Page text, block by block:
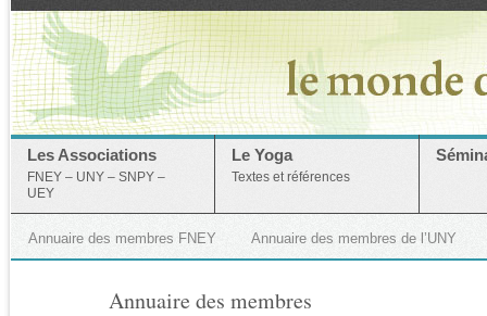
Les Associations
FNEY – UNY – SNPY –
UEY
Le Yoga
Textes et références
Annuaire des membres FNEY Annuaire des membres de l’UNY
Annuaire des membres